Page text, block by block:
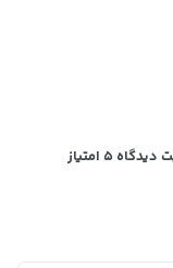
با ثبت دیدگاه 5 امتیاز